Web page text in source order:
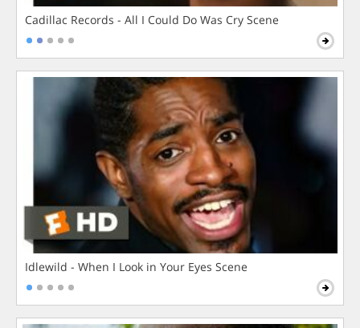
Cadillac Records - All I Could Do Was Cry Scene
Idlewild - When I Look in Your Eyes Scene